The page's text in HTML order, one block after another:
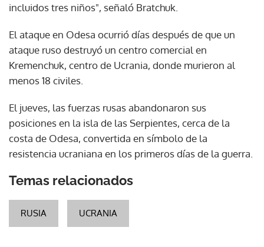
incluidos tres niños", señaló Bratchuk.
El ataque en Odesa ocurrió días después de que un
ataque ruso destruyó un centro comercial en
Kremenchuk, centro de Ucrania, donde murieron al
menos 18 civiles.
El jueves, las fuerzas rusas abandonaron sus
posiciones en la isla de las Serpientes, cerca de la
costa de Odesa, convertida en símbolo de la
resistencia ucraniana en los primeros días de la guerra.
Temas relacionados
RUSIA UCRANIA